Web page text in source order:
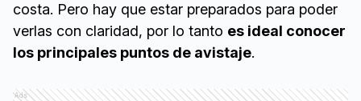
costa. Pero hay que estar preparados para poder
verlas con claridad, por lo tanto es ideal conocer
los principales puntos de avistaje.
Ads